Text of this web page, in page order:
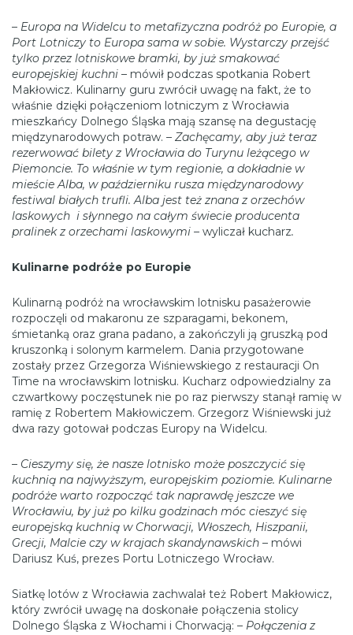
– Europa na Widelcu to metafizyczna podróż po Europie, a
Port Lotniczy to Europa sama w sobie. Wystarczy przejść
tylko przez lotniskowe bramki, by już smakować
europejskiej kuchni – mówił podczas spotkania Robert
Makłowicz. Kulinarny guru zwrócił uwagę na fakt, że to
właśnie dzięki połączeniom lotniczym z Wrocławia
mieszkańcy Dolnego Śląska mają szansę na degustację
międzynarodowych potraw. – Zachęcamy, aby już teraz
rezerwować bilety z Wrocławia do Turynu leżącego w
Piemoncie. To właśnie w tym regionie, a dokładnie w
mieście Alba, w październiku rusza międzynarodowy
festiwal białych trufli. Alba jest też znana z orzechów
laskowych i słynnego na całym świecie producenta
pralinek z orzechami laskowymi – wyliczał kucharz.
Kulinarne podróże po Europie
Kulinarną podróż na wrocławskim lotnisku pasażerowie
rozpoczęli od makaronu ze szparagami, bekonem,
śmietanką oraz grana padano, a zakończyli ją gruszką pod
kruszonką i solonym karmelem. Dania przygotowane
zostały przez Grzegorza Wiśniewskiego z restauracji On
Time na wrocławskim lotnisku. Kucharz odpowiedzialny za
czwartkowy poczęstunek nie po raz pierwszy stanął ramię w
ramię z Robertem Makłowiczem. Grzegorz Wiśniewski już
dwa razy gotował podczas Europy na Widelcu.
– Cieszymy się, że nasze lotnisko może poszczycić się
kuchnią na najwyższym, europejskim poziomie. Kulinarne
podróże warto rozpocząć tak naprawdę jeszcze we
Wrocławiu, by już po kilku godzinach móc cieszyć się
europejską kuchnią w Chorwacji, Włoszech, Hiszpanii,
Grecji, Malcie czy w krajach skandynawskich – mówi
Dariusz Kuś, prezes Portu Lotniczego Wrocław.
Siatkę lotów z Wrocławia zachwalał też Robert Makłowicz,
który zwrócił uwagę na doskonałe połączenia stolicy
Dolnego Śląska z Włochami i Chorwacją: – Połączenia z